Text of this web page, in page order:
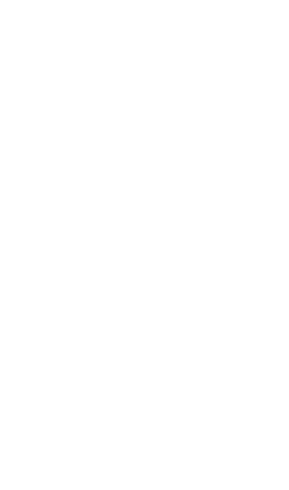
с высоким показателем